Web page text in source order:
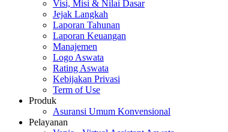
Visi, Misi & Nilai Dasar
Jejak Langkah
Laporan Tahunan
Laporan Keuangan
Manajemen
Logo Aswata
Rating Aswata
Kebijakan Privasi
Term of Use
Produk
Asuransi Umum Konvensional
Pelayanan